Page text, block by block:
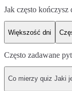
Jak często
Większość dni
Często zadawane
Co mierzy quiz Jaki